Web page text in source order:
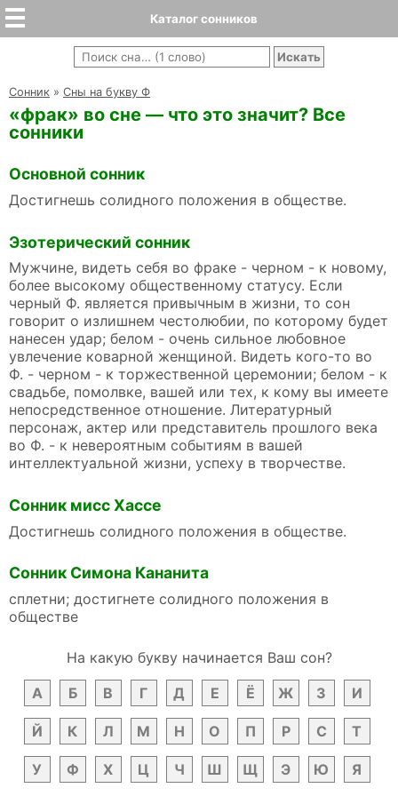
Каталог сонников
Cонник » Сны на букву Ф
«фрак» во сне — что это значит? Все
сонники
Основной сонник
Достигнешь солидного положения в обществе.
Эзотерический сонник
Мужчине, видеть себя во фраке - черном - к новому,
более высокому общественному статусу. Если
черный Ф. является привычным в жизни, то сон
говорит о излишнем честолюбии, по которому будет
нанесен удар; белом - очень сильное любовное
увлечение коварной женщиной. Видеть кого-то во
Ф. - черном - к торжественной церемонии; белом - к
свадьбе, помолвке, вашей или тех, к кому вы имеете
непосредственное отношение. Литературный
персонаж, актер или представитель прошлого века
во Ф. - к невероятным событиям в вашей
интеллектуальной жизни, успеху в творчестве.
Сонник мисс Хассе
Достигнешь солидного положения в обществе.
Сонник Симона Кананита
сплетни; достигнете солидного положения в
обществе
На какую букву начинается Ваш сон?
А
Б В Г Д Е Ё Ж З И
Й К Л М Н О П Р С Т
У Ф Х Ц Ч Ш Щ Э Ю Я